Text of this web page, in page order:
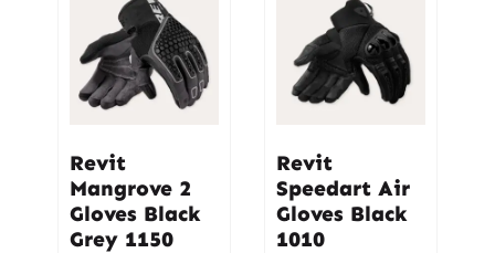
Revit
Mangrove 2
Gloves Black
Grey 1150
Revit
Speedart Air
Gloves Black
1010